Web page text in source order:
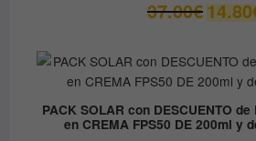
37.00€ El
precio
era:
37.00€.
14.80
PACK SOLAR con DESCUENTO de
en CREMA FPS50 DE 200ml y